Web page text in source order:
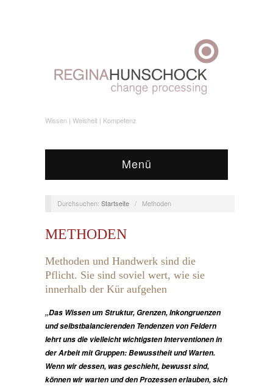
Wissen | Weisheit | Kompetenz
Menü
Durchsuchen: Startseite / Methoden
METHODEN
Methoden und Handwerk sind die
Pflicht. Sie sind soviel wert, wie sie
innerhalb der Kür aufgehen
„Das Wissen um Struktur, Grenzen, Inkongruenzen
und selbstbalancierenden Tendenzen von Feldern
lehrt uns die vielleicht wichtigsten Interventionen in
der Arbeit mit Gruppen: Bewusstheit und Warten.
Wenn wir dessen, was geschieht, bewusst sind,
können wir warten und den Prozessen erlauben, sich